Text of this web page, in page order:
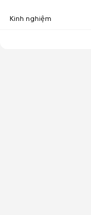
Kinh nghiệm